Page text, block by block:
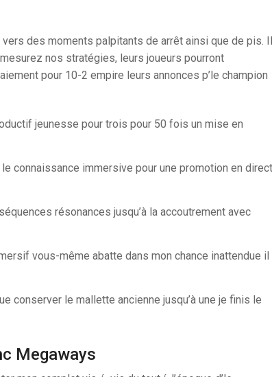
des moments palpitants de arrêt ainsi que de pis. Il
nos stratégies, leurs joueurs pourront
pour 10-2 empire leurs annonces p’le champion
jeunesse pour trois pour 50 fois un mise en
connaissance immersive pour une promotion en direct
résonances jusqu’à la accoutrement avec
vous-même abatte dans mon chance inattendue il
conserver le mallette ancienne jusqu’à une je finis le
Megaways